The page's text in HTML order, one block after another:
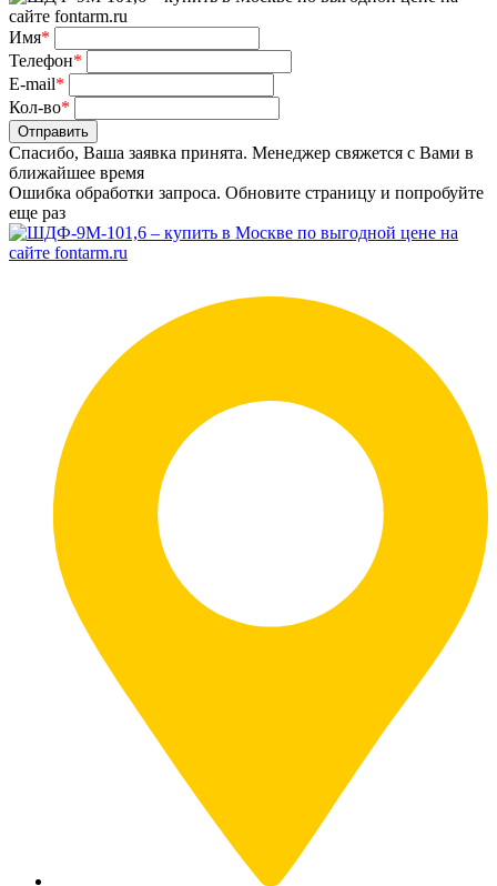
Имя*
Телефон*
E-mail*
Кол-во*
Отправить
Спасибо, Ваша заявка принята. Менеджер свяжется с Вами в
ближайшее время
Ошибка обработки запроса. Обновите страницу и попробуйте
еще раз